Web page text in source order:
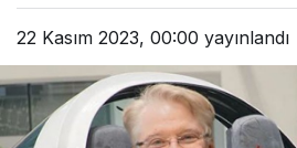
22 Kasım 2023, 00:00 yayınlandı